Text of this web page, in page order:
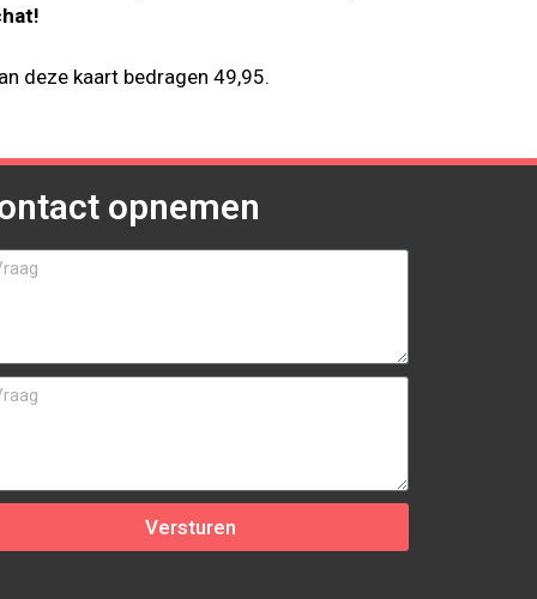
deze kaart bedragen 49,95.
opnemen
Versturen